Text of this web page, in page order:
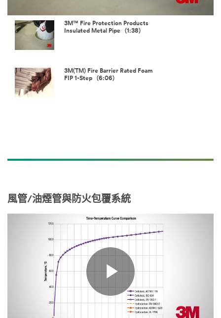
Video
3M™ Fire Protection Products
Insulated Metal Pipe (1:38)
3M(TM) Fire Barrier Rated Foam
FIP 1-Step (6:06)
風管/油煙管與防火包覆系統
Play